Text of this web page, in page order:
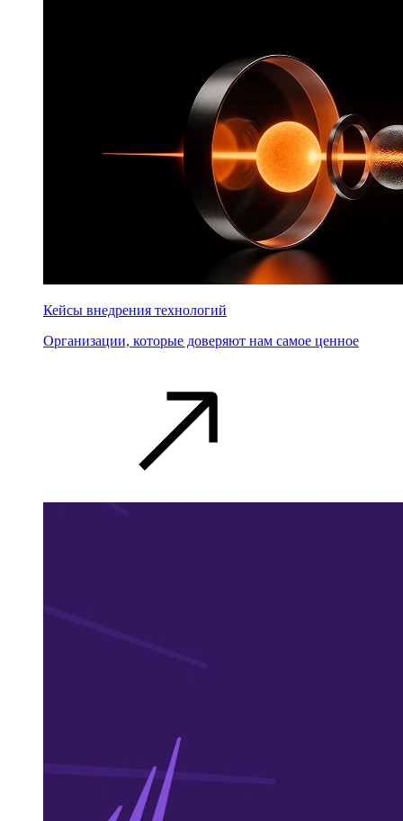
Кейсы внедрения технологий
Организации, которые доверяют нам самое ценное